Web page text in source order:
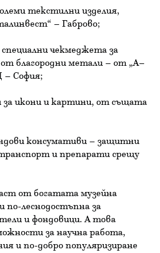
текстилни изделия,
– Габрово;
чекмеджета за
благородни метали – от „А–
– София;
за икони и картини, от същата
консумативи – защитни
и препарати срещу
от богатата музейна
по-леснодостъпна за
и фондовици. А това
за научна работа,
и по-добро популяризиране